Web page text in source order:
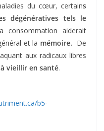
du cœur, certains
dégénératives tels le
consommation aiderait
et la mémoire. De
aux radicaux libres
vieillir en santé.
b5-